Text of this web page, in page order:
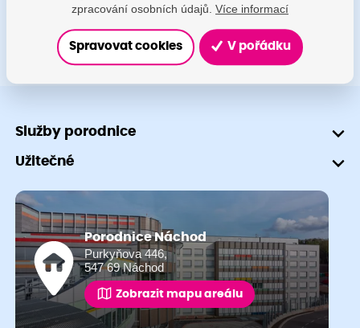
Služby porodnice
Užitečné
Porodnice Náchod
Purkyňova 446,
547 69 Náchod
Zobrazit mapu areálu
zpracování osobních údajů. Více informací
Spravovat cookies V pořádku